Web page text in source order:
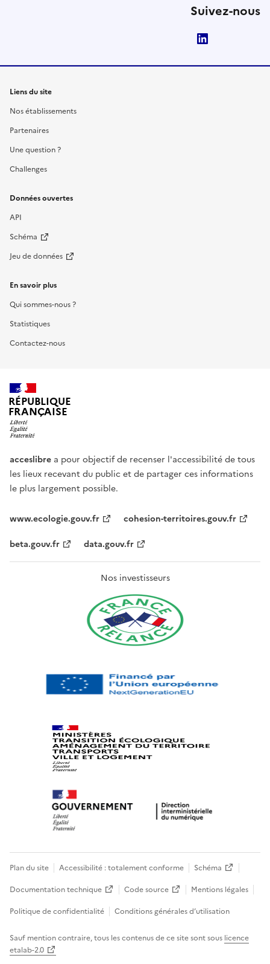
Suivez-nous
Liens du site
Nos établissements
Partenaires
Une question ?
Challenges
Données ouvertes
API
Schéma
Jeu de données
En savoir plus
Qui sommes-nous ?
Statistiques
Contactez-nous
RÉPUBLIQUE
FRANÇAISE
acceslibre a pour objectif de recenser l'accessibilité de tous
les lieux recevant du public et de partager ces informations
le plus largement possible.
www.ecologie.gouv.fr
cohesion-territoires.gouv.fr
beta.gouv.fr
data.gouv.fr
Nos investisseurs
Plan du site Accessibilité : totalement conforme
Schéma
Documentation technique
Code source
Mentions légales
Politique de confidentialité
Conditions générales d’utilisation
Sauf mention contraire, tous les contenus de ce site sont sous licence
etalab-2.0